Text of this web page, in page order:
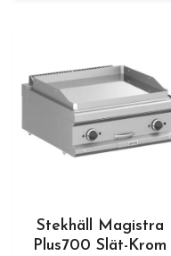
Stekhäll Magistra
Plus700 Slät-Krom